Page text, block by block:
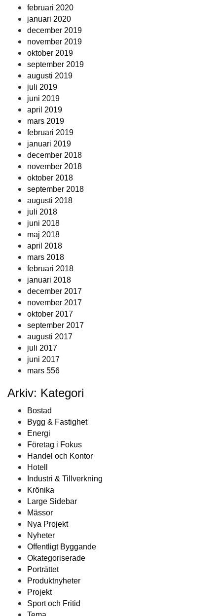
februari 2020
januari 2020
december 2019
november 2019
oktober 2019
september 2019
augusti 2019
juli 2019
juni 2019
april 2019
mars 2019
februari 2019
januari 2019
december 2018
november 2018
oktober 2018
september 2018
augusti 2018
juli 2018
juni 2018
maj 2018
april 2018
mars 2018
februari 2018
januari 2018
december 2017
november 2017
oktober 2017
september 2017
augusti 2017
juli 2017
juni 2017
mars 556
Arkiv: Kategori
Bostad
Bygg & Fastighet
Energi
Företag i Fokus
Handel och Kontor
Hotell
Industri & Tillverkning
Krönika
Large Sidebar
Mässor
Nya Projekt
Nyheter
Offentligt Byggande
Okategoriserade
Porträttet
Produktnyheter
Projekt
Sport och Fritid